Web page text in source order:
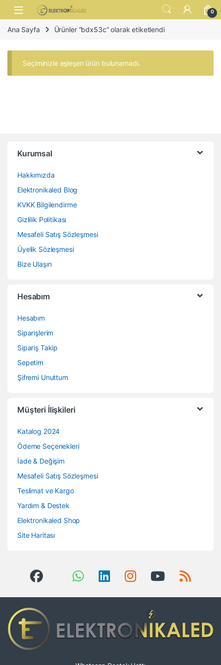
Skip to navigation
Skip to content
Open 0
Ana Sayfa Ürünler “bdx53c” olarak etiketlendi
Seçiminizle eşleşen ürün bulunamadı.
Kurumsal
Hakkımızda
Elektronikaled Blog
KVKK Bilgilendirme
Gizlilik Politikası
Mesafeli Satış Sözleşmesi
Üyelik Sözleşmesi
Bize Ulaşın
Hesabım
Hesabım
Siparişlerim
Sipariş Takip
Sepetim
Şifremi Unuttum
Müşteri İlişkileri
Katalog 2024
Ödeme Seçenekleri
İade & Değişim
Mesafeli Satış Sözleşmesi
Teslimat ve Kargo
Yardım & Destek
Elektronikaled Shop
Site Haritası